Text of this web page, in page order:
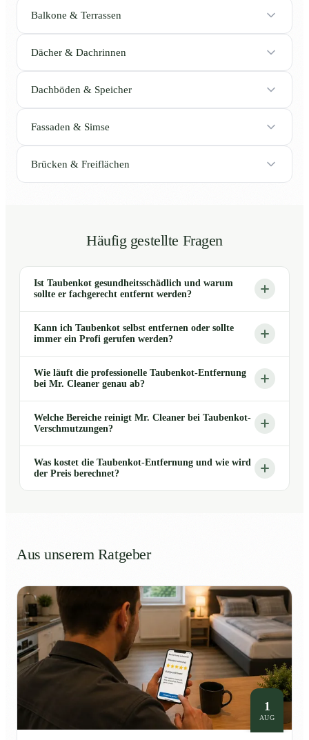
Balkone & Terrassen
Dächer & Dachrinnen
Dachböden & Speicher
Fassaden & Simse
Brücken & Freiflächen
Häufig gestellte Fragen
Ist Taubenkot gesundheitsschädlich und warum
sollte er fachgerecht entfernt werden?
Kann ich Taubenkot selbst entfernen oder sollte
immer ein Profi gerufen werden?
Wie läuft die professionelle Taubenkot-Entfernung
bei Mr. Cleaner genau ab?
Welche Bereiche reinigt Mr. Cleaner bei Taubenkot-
Verschmutzungen?
Was kostet die Taubenkot-Entfernung und wie wird
der Preis berechnet?
Aus unserem Ratgeber
1
AUG